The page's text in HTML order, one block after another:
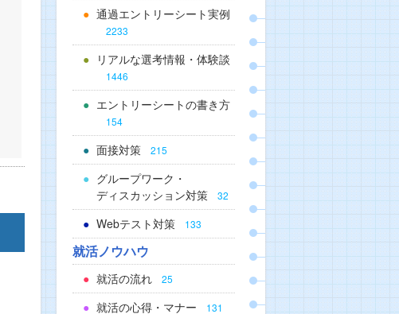
通過エントリーシート実例
2233
リアルな選考情報・体験談
1446
エントリーシートの書き方
154
面接対策 215
グループワーク・
ディスカッション対策
32
Webテスト対策 133
就活ノウハウ
就活の流れ 25
就活の心得・マナー 131